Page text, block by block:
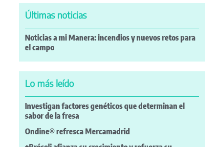
Últimas noticias
Noticias a mi Manera: incendios y nuevos retos para
el campo
Lo más leído
Investigan factores genéticos que determinan el
sabor de la fresa
Ondine® refresca Mercamadrid